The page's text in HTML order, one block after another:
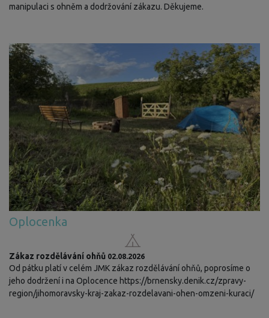
manipulaci s ohněm a dodržování zákazu. Děkujeme.
Oplocenka
Zákaz rozdělávání ohňů 02.08.2026
Od pátku platí v celém JMK zákaz rozdělávání ohňů, poprosíme o
jeho dodržení i na Oplocence https://brnensky.denik.cz/zpravy-
region/jihomoravsky-kraj-zakaz-rozdelavani-ohen-omzeni-kuraci/